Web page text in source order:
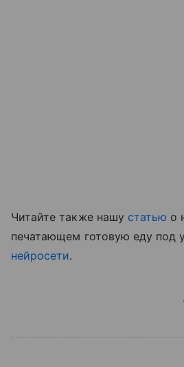
Читайте также нашу статью о
печатающем готовую еду под
нейросети.